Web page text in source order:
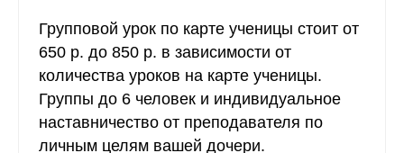
Групповой урок по карте ученицы стоит от
650 р. до 850 р. в зависимости от
количества уроков на карте ученицы.
Группы до 6 человек и индивидуальное
наставничество от преподавателя по
личным целям вашей дочери.